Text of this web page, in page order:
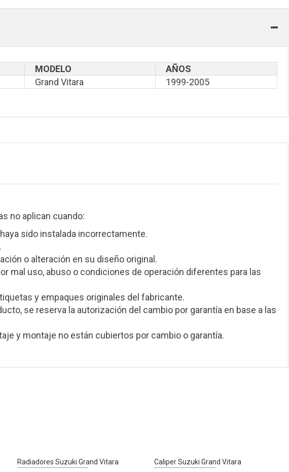
MODELO
AÑOS
Grand Vitara 1999-2005
no aplican cuando:
haya sido instalada incorrectamente.
o alteración en su diseño original.
mal uso, abuso o condiciones de operación diferentes para las
y empaques originales del fabricante.
se reserva la autorización del cambio por garantía en base a las
y montaje no están cubiertos por cambio o garantía.
Radiadores Suzuki Grand Vitara
Caliper Suzuki Grand Vitara